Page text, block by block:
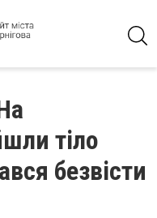
тіло
безвісти